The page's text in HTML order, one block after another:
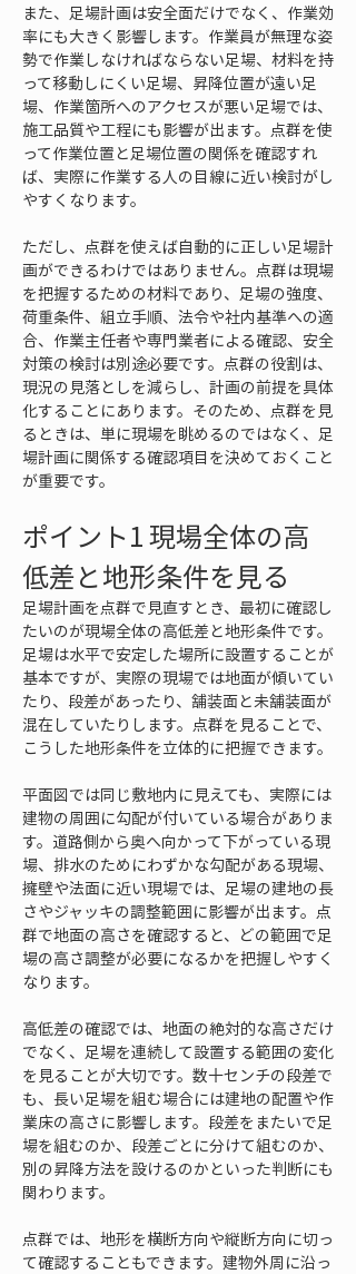
また、足場計画は安全面だけでなく、作業効
率にも大きく影響します。作業員が無理な姿
勢で作業しなければならない足場、材料を持
って移動しにくい足場、昇降位置が遠い足
場、作業箇所へのアクセスが悪い足場では、
施工品質や工程にも影響が出ます。点群を使
って作業位置と足場位置の関係を確認すれ
ば、実際に作業する人の目線に近い検討がし
やすくなります。
ただし、点群を使えば自動的に正しい足場計
画ができるわけではありません。点群は現場
を把握するための材料であり、足場の強度、
荷重条件、組立手順、法令や社内基準への適
合、作業主任者や専門業者による確認、安全
対策の検討は別途必要です。点群の役割は、
現況の見落としを減らし、計画の前提を具体
化することにあります。そのため、点群を見
るときは、単に現場を眺めるのではなく、足
場計画に関係する確認項目を決めておくこと
が重要です。
ポイント1 現場全体の高
低差と地形条件を見る
足場計画を点群で見直すとき、最初に確認し
たいのが現場全体の高低差と地形条件です。
足場は水平で安定した場所に設置することが
基本ですが、実際の現場では地面が傾いてい
たり、段差があったり、舗装面と未舗装面が
混在していたりします。点群を見ることで、
こうした地形条件を立体的に把握できます。
平面図では同じ敷地内に見えても、実際には
建物の周囲に勾配が付いている場合がありま
す。道路側から奥へ向かって下がっている現
場、排水のためにわずかな勾配がある現場、
擁壁や法面に近い現場では、足場の建地の長
さやジャッキの調整範囲に影響が出ます。点
群で地面の高さを確認すると、どの範囲で足
場の高さ調整が必要になるかを把握しやすく
なります。
高低差の確認では、地面の絶対的な高さだけ
でなく、足場を連続して設置する範囲の変化
を見ることが大切です。数十センチの段差で
も、長い足場を組む場合には建地の配置や作
業床の高さに影響します。段差をまたいで足
場を組むのか、段差ごとに分けて組むのか、
別の昇降方法を設けるのかといった判断にも
関わります。
点群では、地形を横断方向や縦断方向に切っ
て確認することもできます。建物外周に沿っ